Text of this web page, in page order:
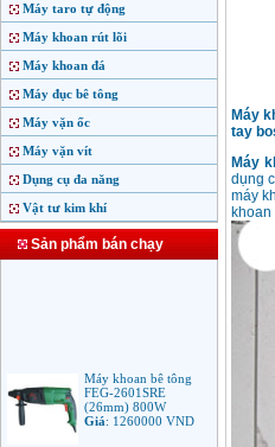
Máy taro tự động
Máy khoan rút lõi
Máy khoan đá
Máy đục bê tông
Máy vặn ốc
Máy vặn vít
Dụng cụ đa năng
Vật tư kim khí
Sản phẩm bán chạy
FEG-2601SRE
(26mm) 800W
Giá:1260000VND
Máy
tay
Máy
dụng
máy